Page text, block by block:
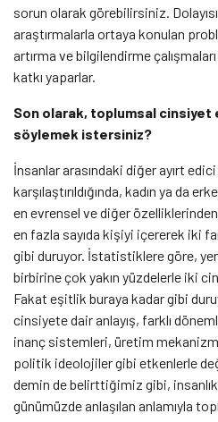
sorun olarak görebilirsiniz.
araştırmalarla ortaya konulan
artırma ve bilgilendirme
katkı yaparlar.
Son olarak, toplumsal cinsiyet
söylemek istersiniz?
İnsanlar arasındaki diğer ayırt
karşılaştırıldığında, kadın ya da
en evrensel ve diğer
en fazla sayıda kişiyi içererek iki
gibi duruyor. İstatistiklere göre,
birbirine çok yakın yüzdelerle iki
Fakat eşitlik buraya kadar gibi
cinsiyete dair anlayış, farklı
inanç sistemleri, üretim
politik ideolojiler gibi etkenlerle
demin de belirttiğimiz gibi, insanlık
günümüzde anlaşılan anlamıyla